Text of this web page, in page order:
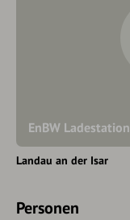
EnBW Ladestation
Landau an der Isar
Personen